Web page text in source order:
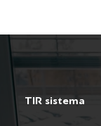
TIR sistema